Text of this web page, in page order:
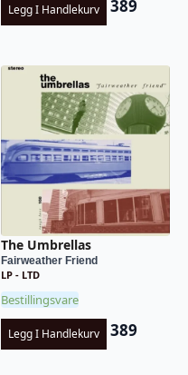
Legg I Handlekurv 389
The Umbrellas
Fairweather Friend
LP - LTD
Bestillingsvare
Legg I Handlekurv 389